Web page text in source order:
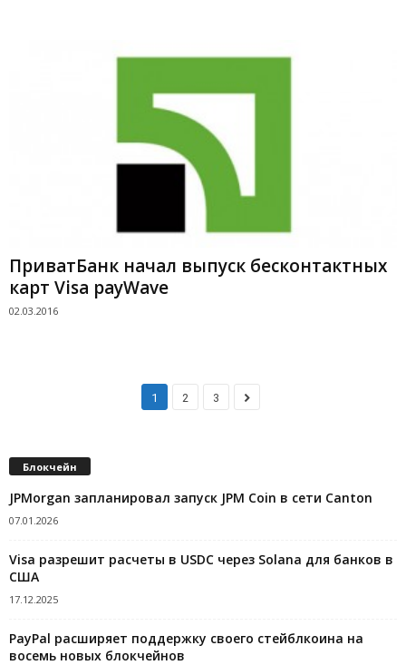
ПриватБанк начал выпуск бесконтактных
карт Visa payWave
02.03.2016
1 2 3
Блокчейн
JPMorgan запланировал запуск JPM Coin в сети Canton
07.01.2026
Visa разрешит расчеты в USDC через Solana для банков в
США
17.12.2025
PayPal расширяет поддержку своего стейблкоина на
восемь новых блокчейнов